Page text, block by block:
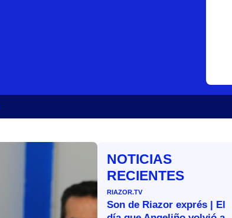
NOTICIAS
RECIENTES
RIAZOR.TV
Son de Riazor exprés | El